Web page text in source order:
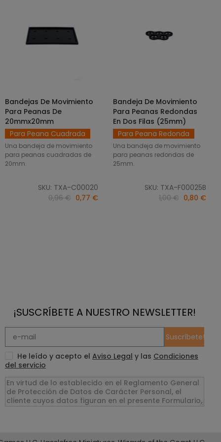
SELECCIONAR OPCIONES
Bandejas De Movimiento
Para Peanas De
20mmx20mm
Para Peana Cuadrada
Una bandeja de movimiento
para peanas cuadradas de
20mm.
SKU: TXA-C00020
0,96 € 0,77 €
AÑADIR AL CARRITO
Bandeja De Movimiento
Para Peanas Redondas
En Dos Filas (25mm)
Para Peana Redonda
Una bandeja de movimiento
para peanas redondas de
25mm.
SKU: TXA-F00025B
1,00 € 0,80 €
¡SUSCRÍBETE A NUESTRO NEWSLETTER!
Suscríbete!
He leído y acepto el Aviso Legal y las Condiciones
del servicio